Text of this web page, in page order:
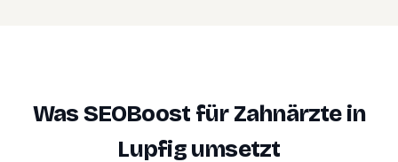
Was SEOBoost fürZahnärztein
Lupfigumsetzt